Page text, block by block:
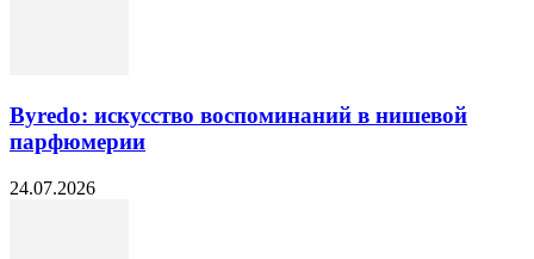
Byredo: искусство воспоминаний в нишевой
парфюмерии
24.07.2026